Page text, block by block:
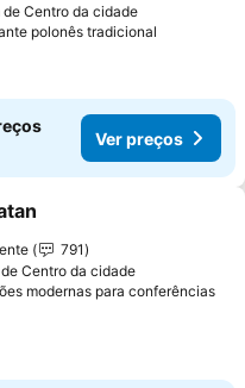
de Centro da cidade
polonês tradicional
Ver preços
aos favoritos
791
de Centro da cidade
modernas para conferências